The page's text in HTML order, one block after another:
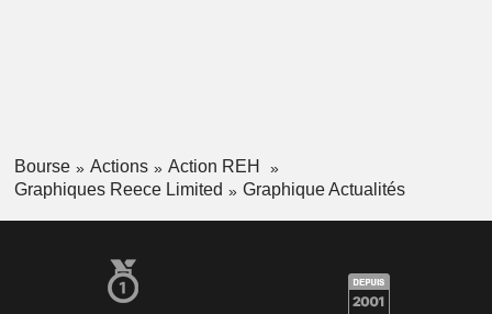
Bourse Actions
Action REH
Graphiques Reece Limited
Graphique Actualités